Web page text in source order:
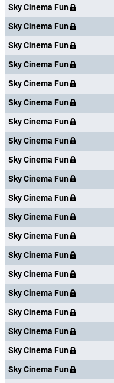
Sky Cinema Fun
Sky Cinema Fun
Sky Cinema Fun
Sky Cinema Fun
Sky Cinema Fun
Sky Cinema Fun
Sky Cinema Fun
Sky Cinema Fun
Sky Cinema Fun
Sky Cinema Fun
Sky Cinema Fun
Sky Cinema Fun
Sky Cinema Fun
Sky Cinema Fun
Sky Cinema Fun
Sky Cinema Fun
Sky Cinema Fun
Sky Cinema Fun
Sky Cinema Fun
Sky Cinema Fun